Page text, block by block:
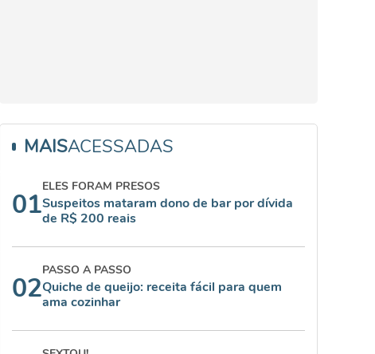
MAISACESSADAS
01
ELES FORAM PRESOS
Suspeitos mataram dono de bar por dívida
de R$ 200 reais
02
PASSO A PASSO
Quiche de queijo: receita fácil para quem
ama cozinhar